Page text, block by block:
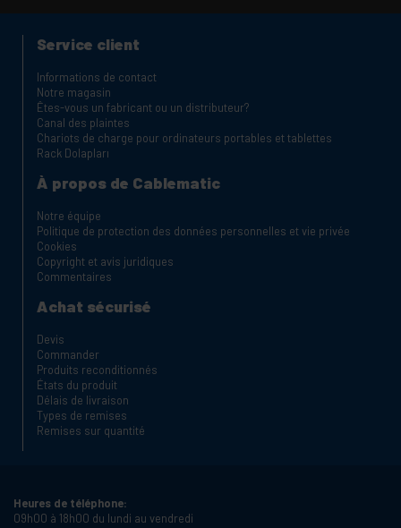
Service client
Informations de contact
Notre magasin
Êtes-vous un fabricant ou un distributeur?
Canal des plaintes
Chariots de charge pour ordinateurs portables et tablettes
Rack Dolapları
À propos de Cablematic
Notre équipe
Politique de protection des données personnelles et vie privée
Cookies
Copyright et avis juridiques
Commentaires
Achat sécurisé
Devis
Commander
Produits reconditionnés
États du produit
Délais de livraison
Types de remises
Remises sur quantité
Heures de téléphone:
09h00 à 18h00 du lundi au vendredi